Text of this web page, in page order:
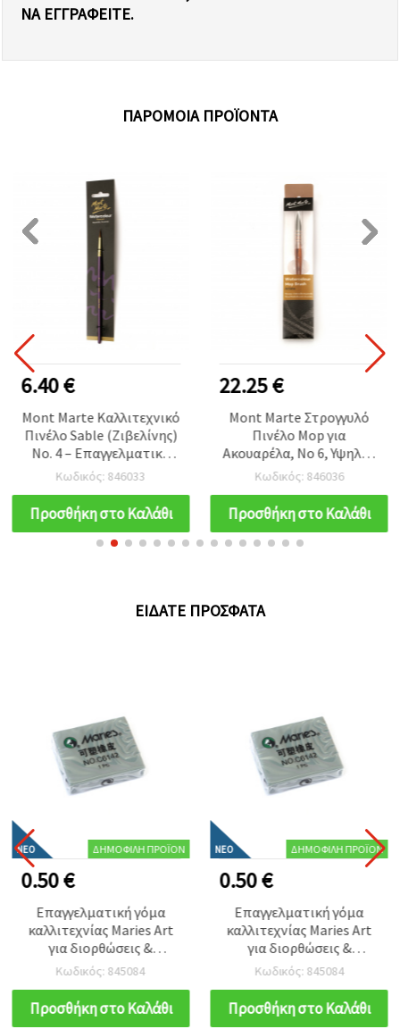
Α ΕΓΓΡΑΦΕΊΤΕ.
ΠΑΡΌΜΟΙΑ ΠΡΟΪΌΝΤΑ
6.40 €
Mont Marte Καλλιτεχνικό
Πινέλο Sable (Ζιβελίνης)
Νο. 4 – Επαγγελματική
Σειρά, Στρογγυλό για
Χρώματα Ακουαρέλας
Κωδικός: 846033
Προσθήκη στο Καλάθι
22.25 €
Mont Marte Στρογγυλό
Πινέλο Mop για
Ακουαρέλα, Νο 6, Υψηλής
Ποιότητας Συνθετικές
Ίνες
Κωδικός: 846036
Προσθήκη στο Καλάθι
ΕΊΔΑΤΕ ΠΡΌΣΦΑΤΑ
ΝΈΟ ΔΗΜΟΦΙΛΉ ΠΡΟΪΌΝ
0.50 €
Επαγγελματική γόμα
καλλιτεχνίας Maries Art
για διορθώσεις &
τονισμούς – μαλακό
εργαλείο ακριβείας για
καλλιτέχνες, σκίτσο,
σχέδιο & κάρβουνο
Κωδικός: 845084
Προσθήκη στο Καλάθι
ΝΈΟ ΔΗΜΟΦΙΛΉ ΠΡΟΪΌΝ
0.50 €
Επαγγελματική γόμα
καλλιτεχνίας Maries Art
για διορθώσεις &
τονισμούς – μαλακό
εργαλείο ακριβείας για
καλλιτέχνες, σκίτσο,
σχέδιο & κάρβουνο
Κωδικός: 845084
Προσθήκη στο Καλάθι